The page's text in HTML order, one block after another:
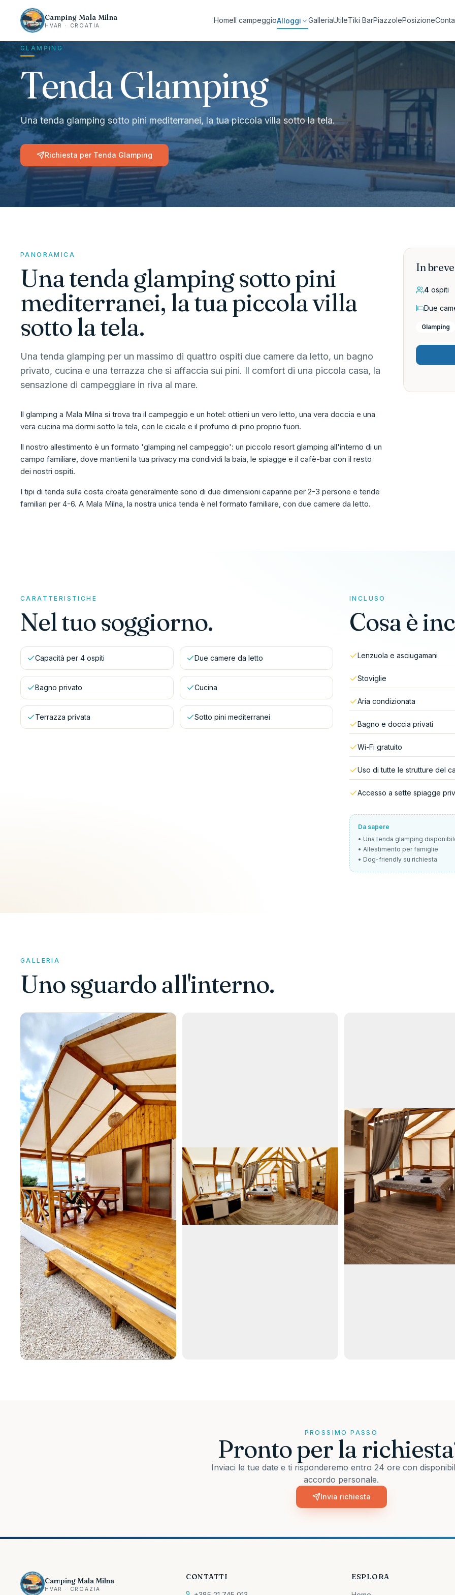
Camping Mala Milna
HVAR · CROATIA
HomeIl campeggioAlloggi GalleriaUtileTiki BarPiazzolePosizione
GLAMPING
Tenda Glamping
Una tenda glamping sotto pini mediterranei, la tua piccola villa sotto la tela.
Richiesta per Tenda Glamping
PANORAMICA
Una tenda glamping sotto pini
mediterranei, la tua piccola villa
sotto la tela.
Una tenda glamping per un massimo di quattro ospiti due camere da letto, un bagno
privato, cucina e una terrazza che si affaccia sui pini. Il comfort di una piccola casa, la
sensazione di campeggiare in riva al mare.
Il glamping a Mala Milna si trova tra il campeggio e un hotel: ottieni un vero letto, una vera doccia e una
vera cucina ma dormi sotto la tela, con le cicale e il profumo di pino proprio fuori.
Il nostro allestimento è un formato 'glamping nel campeggio': un piccolo resort glamping all'interno di un
campo familiare, dove mantieni la tua privacy ma condividi la baia, le spiagge e il cafè-bar con il resto
dei nostri ospiti.
I tipi di tenda sulla costa croata generalmente sono di due dimensioni capanne per 2-3 persone e tende
familiari per 4-6. A Mala Milna, la nostra unica tenda è nel formato familiare, con due camere da letto.
In breve
4 ospiti
Due
Glamping
CARATTERISTICHE
Nel tuo soggiorno.
Capacità per 4 ospiti Due camere da letto
Bagno privato Cucina
Terrazza privata Sotto pini mediterranei
INCLUSO
Cosa è
Lenzuola e asciugamani
Stoviglie
Aria condizionata
Bagno e doccia privati
Wi-Fi gratuito
Uso di tutte le strutture del
Accesso a sette spiagge
Da sapere
• Una tenda glamping
• Allestimento per famiglie
• Dog-friendly su richiesta
GALLERIA
Uno sguardo all'interno.
PROSSIMO PASSO
Pronto per la
Inviaci le tue date e ti risponderemo entro 24 ore con
accordo personale.
Invia richiesta
Camping Mala Milna
HVAR · CROAZIA
CONTATTI ESPLORA